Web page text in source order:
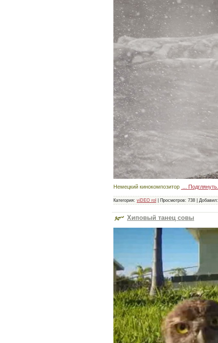
Немецкий кинокомпозитор
Категория: viDEO rol Просмотров: 738 Добавил:
Хиповый танец совы